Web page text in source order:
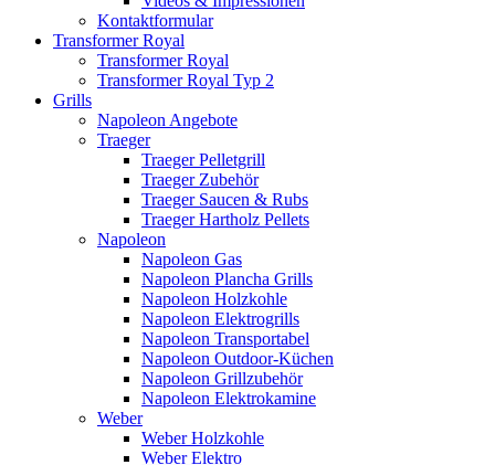
Kontaktformular
Transformer Royal
Transformer Royal
Transformer Royal Typ 2
Grills
Napoleon Angebote
Traeger
Traeger Pelletgrill
Traeger Zubehör
Traeger Saucen & Rubs
Traeger Hartholz Pellets
Napoleon
Napoleon Gas
Napoleon Plancha Grills
Napoleon Holzkohle
Napoleon Elektrogrills
Napoleon Transportabel
Napoleon Outdoor-Küchen
Napoleon Grillzubehör
Napoleon Elektrokamine
Weber
Weber Holzkohle
Weber Elektro